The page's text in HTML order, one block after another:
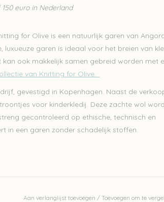
euro in Nederland
for Olive is een natuurlijk garen van
luxueuze garen is ideaal voor het breien van
kan ook makkelijk samen gebreid worden met
van Knitting for Olive.
gevestigd in Kopenhagen. Naast de
voor kinderkledij. Deze zachte wol
gecontroleerd op ethische, technisch en
in een garen zonder schadelijk stoffen.
Aan verlanglijst toevoegen / Toevoegen om te